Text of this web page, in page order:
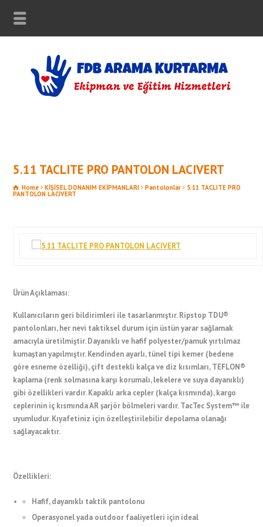
5.11 TACLITE PRO PANTOLON LACIVERT
Home KİŞİSEL DONANIM EKİPMANLARI Pantolonlar 5.11 TACLITE PRO
PANTOLON LACIVERT
Ürün Açıklaması:
Kullanıcıların geri bildirimleri ile tasarlanmıştır. Ripstop TDU®
pantolonları, her nevi taktiksel durum için üstün yarar sağlamak
amacıyla üretilmiştir. Dayanıklı ve hafif polyester/pamuk yırtılmaz
kumaştan yapılmıştır. Kendinden ayarlı, tünel tipi kemer (bedene
göre esneme özelliği), çift destekli kalça ve diz kısımları, TEFLON®
kaplama (renk solmasına karşı korumalı, lekelere ve suya dayanıklı)
gibi özellikleri vardır. Kapaklı arka cepler (kalça kısmında), kargo
ceplerinin iç kısmında AR şarjör bölmeleri vardır. TacTec System™ ile
uyumludur. Kıyafetiniz için özelleştirilebilir depolama olanağı
sağlayacaktır.
Özellikleri:
Hafif, dayanıklı taktik pantolonu
Operasyonel yada outdoor faaliyetleri için ideal